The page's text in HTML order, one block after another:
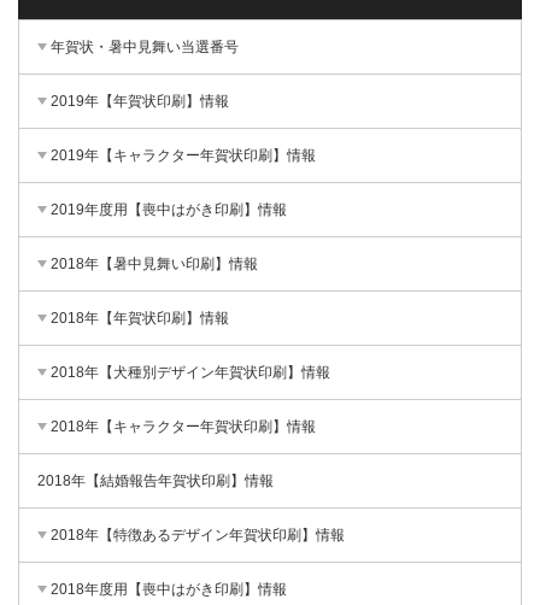
年賀状・暑中見舞い当選番号
2019年【年賀状印刷】情報
2019年【キャラクター年賀状印刷】情報
2019年度用【喪中はがき印刷】情報
2018年【暑中見舞い印刷】情報
2018年【年賀状印刷】情報
2018年【犬種別デザイン年賀状印刷】情報
2018年【キャラクター年賀状印刷】情報
2018年【結婚報告年賀状印刷】情報
2018年【特徴あるデザイン年賀状印刷】情報
2018年度用【喪中はがき印刷】情報